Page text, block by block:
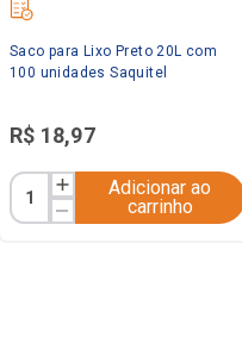
Saco para Lixo Preto 20L com
100 unidades Saquitel
R$ 18,97
Adicionar ao
carrinho